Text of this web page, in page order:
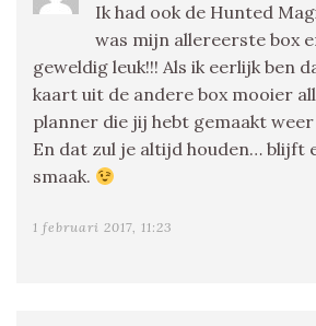
Ik had ook de Hunted
was mijn allereerste box
geweldig leuk!!! Als ik eerlijk ben
kaart uit de andere box mooier
planner die jij hebt gemaakt
En dat zul je altijd houden… blijft
smaak.
1 februari 2017, 11:23